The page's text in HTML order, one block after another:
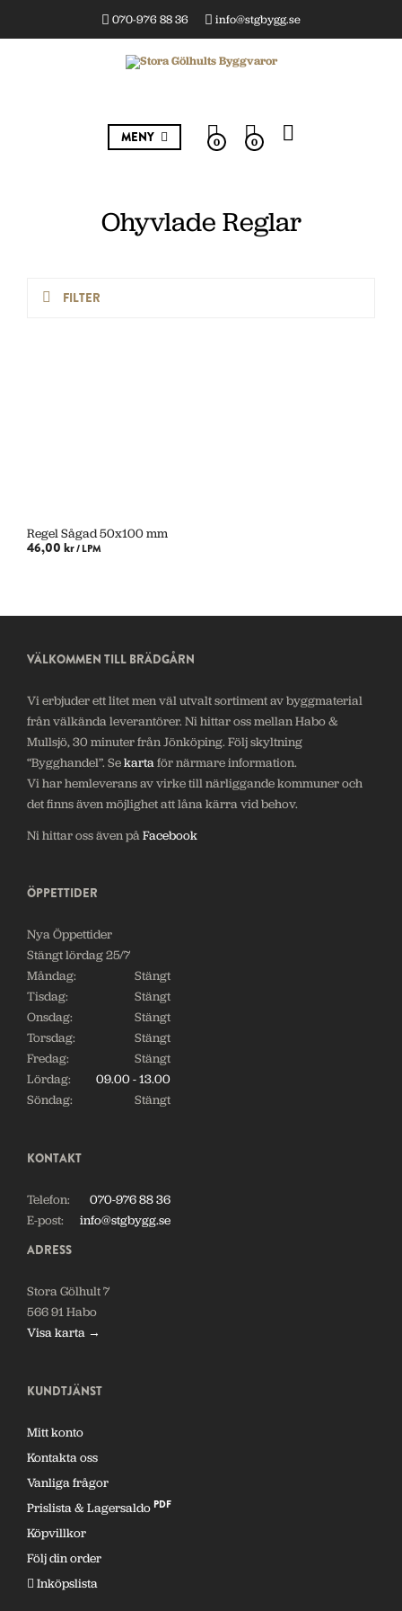
070-976 88 36 info@stgbygg.se
MENY 0 0
Ohyvlade Reglar
FILTER
Regel Sågad 50x100 mm
46,00 kr/ LPM
VÄLKOMMEN TILL BRÄDGÅRN
Vi erbjuder ett litet men väl utvalt sortiment av byggmaterial
från välkända leverantörer. Ni hittar oss mellan Habo &
Mullsjö, 30 minuter från Jönköping. Följ skyltning
“Bygghandel”. Sekarta för närmare information.
Vi har hemleverans av virke till närliggande kommuner och
det finns även möjlighet att låna kärra vid behov.
Ni hittar oss även påFacebook
ÖPPETTIDER
Nya Öppettider
Stängt lördag 25/7
Måndag:
Stängt
Tisdag:
Stängt
Onsdag:
Stängt
Torsdag:
Stängt
Fredag:
Stängt
Lördag:
09.00 - 13.00
Söndag:
Stängt
KONTAKT
Telefon:
070-976 88 36
E-post:
info@stgbygg.se
ADRESS
Stora Gölhult 7
566 91 Habo
Visa karta →
KUNDTJÄNST
Mitt konto
Kontakta oss
Vanliga frågor
Prislista & Lagersaldo PDF
Köpvillkor
Följ din order
Inköpslista